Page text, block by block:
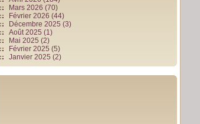
Mars 2026 (70)
Février 2026 (44)
Décembre 2025 (3)
Août 2025 (1)
Mai 2025 (2)
Février 2025 (5)
Janvier 2025 (2)